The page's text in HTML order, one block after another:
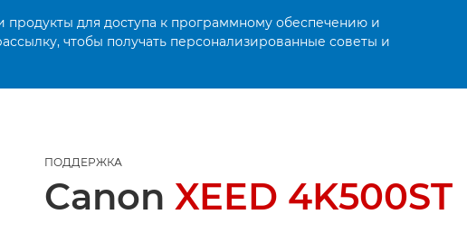
продукты для доступа к программному обеспечению и
чтобы получать персонализированные советы и
ПОДДЕРЖКА
Canon XEED 4K500ST